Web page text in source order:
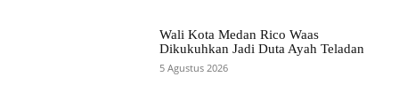
Wali Kota Medan Rico Waas
Dikukuhkan Jadi Duta Ayah Teladan
5 Agustus 2026